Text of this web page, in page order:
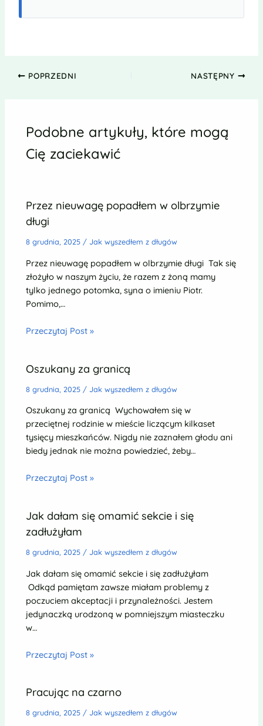
POPRZEDNI NASTĘPNY
Podobne artykuły, które mogą
Cię zaciekawić
Przez nieuwagę popadłem w olbrzymie
długi
8 grudnia, 2025 /Jak wyszedłem z długów
Przez nieuwagę popadłem w olbrzymie długi Tak się
złożyło w naszym życiu, że razem z żoną mamy
tylko jednego potomka, syna o imieniu Piotr.
Pomimo,…
Przeczytaj Post »
Oszukany za granicą
8 grudnia, 2025 /Jak wyszedłem z długów
Oszukany za granicą Wychowałem się w
przeciętnej rodzinie w mieście liczącym kilkaset
tysięcy mieszkańców. Nigdy nie zaznałem głodu ani
biedy jednak nie można powiedzieć, żeby…
Przeczytaj Post »
Jak dałam się omamić sekcie i się
zadłużyłam
8 grudnia, 2025 /Jak wyszedłem z długów
Jak dałam się omamić sekcie i się zadłużyłam
Odkąd pamiętam zawsze miałam problemy z
poczuciem akceptacji i przynależności. Jestem
jedynaczką urodzoną w pomniejszym miasteczku
w…
Przeczytaj Post »
Pracując na czarno
8 grudnia, 2025 /Jak wyszedłem z długów